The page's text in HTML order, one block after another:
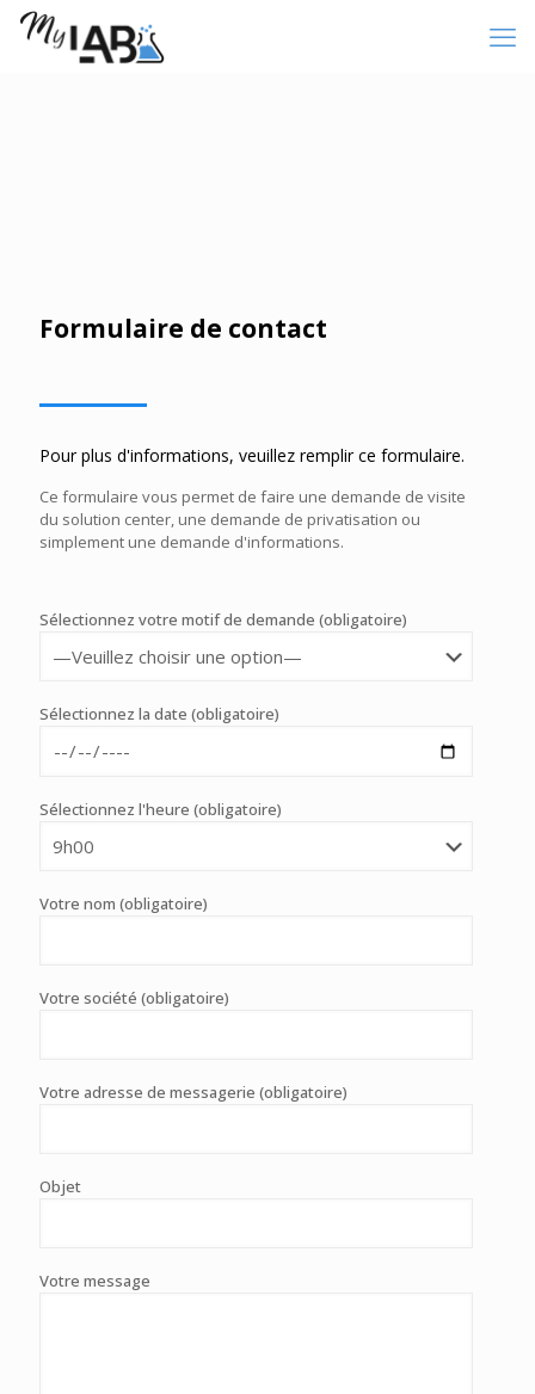
Formulaire de contact
Pour plus d'informations, veuillez remplir ce formulaire.
Ce formulaire vous permet de faire une demande de visite
du solution center, une demande de privatisation ou
simplement une demande d'informations.
Sélectionnez votre motif de demande (obligatoire)
Sélectionnez la date (obligatoire)
Sélectionnez l'heure (obligatoire)
Votre nom (obligatoire)
Votre société (obligatoire)
Votre adresse de messagerie (obligatoire)
Objet
Votre message